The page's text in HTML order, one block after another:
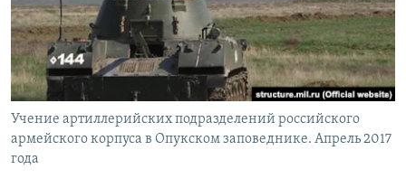
КРЫМ.НЕПОКОРЕННЫЙ
ELIFBE
УКРАИНСКАЯ ПРОБЛЕМА КРЫМА
Все сайты RFE/RL
Учение артиллерийских подразделений российского
армейского корпуса в Опукском заповеднике. Апрель 2017
года